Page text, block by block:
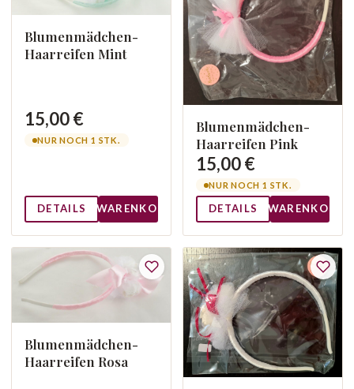
Blumenmädchen-
Haarreifen Mint
15,00 €
NUR NOCH 1 STK.
DETAILS WARENKORB
Blumenmädchen-
Haarreifen Pink
15,00 €
NUR NOCH 1 STK.
DETAILS WARENKORB
Blumenmädchen-
Haarreifen Rosa